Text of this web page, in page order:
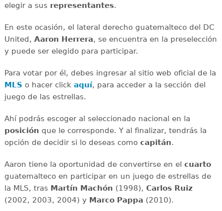
elegir a sus representantes.
En este ocasión, el lateral derecho guatemalteco del DC
United, Aaron Herrera, se encuentra en la preselección
y puede ser elegido para participar.
Para votar por él, debes ingresar al sitio web oficial de la
MLS o hacer click aquí, para acceder a la sección del
juego de las estrellas.
Ahí podrás escoger al seleccionado nacional en la
posición que le corresponde. Y al finalizar, tendrás la
opción de decidir si lo deseas como capitán.
Aaron tiene la oportunidad de convertirse en el cuarto
guatemalteco en participar en un juego de estrellas de
la MLS, tras Martín Machón (1998), Carlos Ruiz
(2002, 2003, 2004) y Marco Pappa (2010).